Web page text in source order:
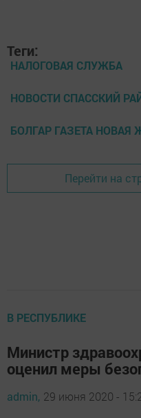
Теги:
НАЛОГОВАЯ СЛУЖБА
НОВОСТИ СПАССКИЙ
БОЛГАР ГАЗЕТА НОВАЯ
Перейти на
В РЕСПУБЛИКЕ
Министр
оценил меры
admin, 29 июня 2020 -